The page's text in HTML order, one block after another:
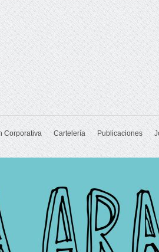
Corporativa Cartelería Publicaciones